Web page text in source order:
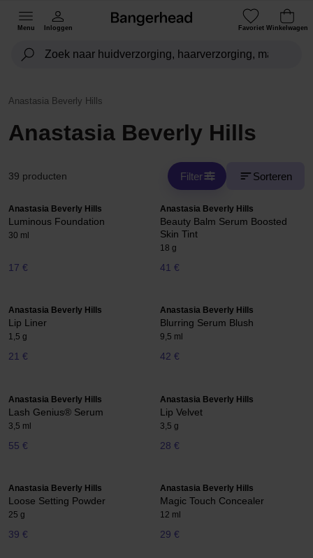
Menu Inloggen Favoriet Winkelwagen
Anastasia Beverly Hills
Anastasia Beverly Hills
39 producten Filter Sorteren
Anastasia Beverly Hills
Luminous Foundation
30 ml
17 €
Anastasia Beverly Hills
Beauty Balm Serum Boosted
Skin Tint
18 g
41 €
Anastasia Beverly Hills
Lip Liner
1,5 g
21 €
Anastasia Beverly Hills
Blurring Serum Blush
9,5 ml
42 €
Anastasia Beverly Hills
Lash Genius® Serum
3,5 ml
55 €
Anastasia Beverly Hills
Lip Velvet
3,5 g
28 €
Anastasia Beverly Hills
Loose Setting Powder
25 g
39 €
Anastasia Beverly Hills
Magic Touch Concealer
12 ml
29 €